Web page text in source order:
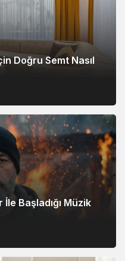
Doğru Semt Nasıl
Başladığı Müzik